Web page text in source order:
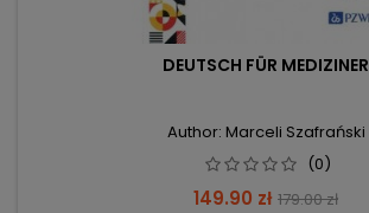
DEUTSCH FÜR MEDIZINER
Author: Marceli Szafrański
(0)
Price
149.90 zł Regular
179.00 zł